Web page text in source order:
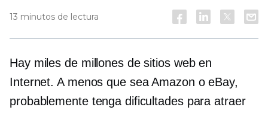
13 minutos de lectura
Hay miles de millones de sitios web en
Internet. A menos que sea Amazon o eBay,
probablemente tenga dificultades para atraer